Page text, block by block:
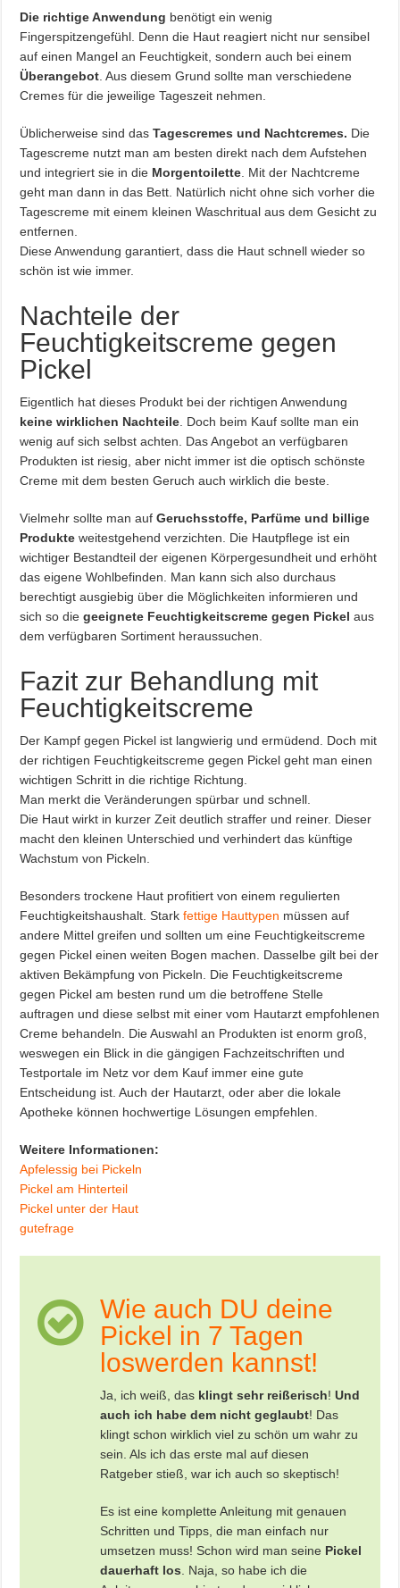
Die richtige Anwendung benötigt ein wenig
Fingerspitzengefühl. Denn die Haut reagiert nicht nur sensibel
auf einen Mangel an Feuchtigkeit, sondern auch bei einem
Überangebot . Aus diesem Grund sollte man verschiedene
Cremes für die jeweilige Tageszeit nehmen.
Üblicherweise sind dasTagescremes und Nachtcremes. Die
Tagescreme nutzt man am besten direkt nach dem Aufstehen
und integriert sie in die Morgentoilette . Mit der Nachtcreme
geht man dann in das Bett. Natürlich nicht ohne sich vorher die
Tagescreme mit einem kleinen Waschritual aus dem Gesicht zu
entfernen.
Diese Anwendung garantiert, dass die Haut schnell wieder so
schön ist wie immer.
Nachteile der
Feuchtigkeitscreme gegen
Pickel
Eigentlich hat dieses Produkt bei der richtigen Anwendung
keine wirklichen Nachteile . Doch beim Kauf sollte man ein
wenig auf sich selbst achten. Das Angebot an verfügbaren
Produkten ist riesig, aber nicht immer ist die optisch schönste
Creme mit dem besten Geruch auch wirklich die beste.
Vielmehr sollte man aufGeruchsstoffe, Parfüme und billige
Produkte weitestgehend verzichten. Die Hautpflege ist ein
wichtiger Bestandteil der eigenen Körpergesundheit und erhöht
das eigene Wohlbefinden. Man kann sich also durchaus
berechtigt ausgiebig über die Möglichkeiten informieren und
sich so diegeeignete Feuchtigkeitscreme gegen Pickel aus
dem verfügbaren Sortiment heraussuchen.
Fazit zur Behandlung mit
Feuchtigkeitscreme
Der Kampf gegen Pickel ist langwierig und ermüdend. Doch mit
der richtigen Feuchtigkeitscreme gegen Pickel geht man einen
wichtigen Schritt in die richtige Richtung.
Man merkt die Veränderungen spürbar und schnell.
Die Haut wirkt in kurzer Zeit deutlich straffer und reiner. Dieser
macht den kleinen Unterschied und verhindert das künftige
Wachstum von Pickeln.
Besonders trockene Haut profitiert von einem regulierten
Feuchtigkeitshaushalt. Starkfettige Hauttypen müssen auf
andere Mittel greifen und sollten um eine Feuchtigkeitscreme
gegen Pickel einen weiten Bogen machen. Dasselbe gilt bei der
aktiven Bekämpfung von Pickeln. Die Feuchtigkeitscreme
gegen Pickel am besten rund um die betroffene Stelle
auftragen und diese selbst mit einer vom Hautarzt empfohlenen
Creme behandeln. Die Auswahl an Produkten ist enorm groß,
weswegen ein Blick in die gängigen Fachzeitschriften und
Testportale im Netz vor dem Kauf immer eine gute
Entscheidung ist. Auch der Hautarzt, oder aber die lokale
Apotheke können hochwertige Lösungen empfehlen.
Weitere Informationen:
Apfelessig bei Pickeln
Pickel am Hinterteil
Pickel unter der Haut
gutefrage
Wie auch DU deine
Pickel in 7 Tagen
loswerden kannst!
Ja, ich weiß, das klingt sehr reißerisch!Und
auch ich habe dem nicht geglaubt! Das
klingt schon wirklich viel zu schön um wahr zu
sein. Als ich das erste mal auf diesen
Ratgeber stieß, war ich auch so skeptisch!
Es ist eine komplette Anleitung mit genauen
Schritten und Tipps, die man einfach nur
umsetzen muss! Schon wird man seine Pickel
dauerhaft los . Naja, so habe ich die